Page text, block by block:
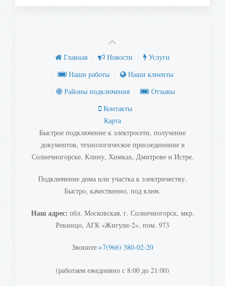
Главная Новости
Услуги
Наши работы
Наши клиенты
Районы подключения
Отзывы
Контакты
Карта
Быстрое подключение к электросети, получение
документов, технологическое присоединение в
Солнечногорске, Клину, Химках, Дмитрове и Истре.
Подключение дома или участка к электричеству.
Быстро, качественно, под ключ.
Наш адрес: обл. Московская, г. Солнечногорск, мкр.
Рекинцо, АГК «Жигули-2», пом. 973
Звоните:+7(966) 380-02-20
(работаем ежедневно с 8:00 до 21:00)